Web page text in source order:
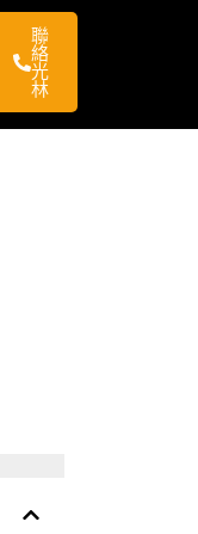
聯
絡
光
林